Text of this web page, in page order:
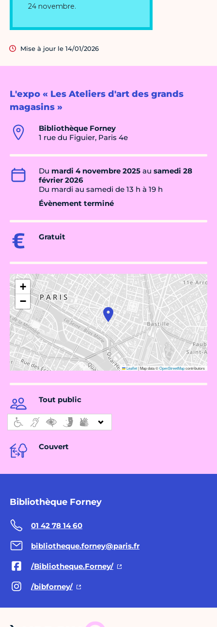
L'expo « Les Ateliers d'art des grands
magasins »
Bibliothèque Forney
1 rue du Figuier, Paris 4e
Du mardi 4 novembre 2025 au samedi 28
février 2026
Du mardi au samedi de 13 h à 19 h
Évènement terminé
Gratuit
+
−
Leaflet|Map data ©OpenStreetMapcontributors
Tout public
Couvert
Bibliothèque Forney
01 42 78 14 60
bibliotheque.forney@paris.fr
/Bibliotheque.Forney/
/bibforney/
Mise à jour le 14/01/2026